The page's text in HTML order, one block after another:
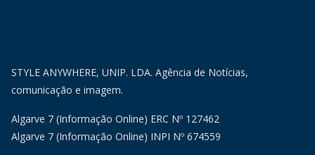
STYLE ANYWHERE, UNIP. LDA. Agência de Notícias,
comunicação e imagem.
Algarve 7 (Informação Online) ERC Nº 127462
Algarve 7 (Informação Online) INPI Nº 674559